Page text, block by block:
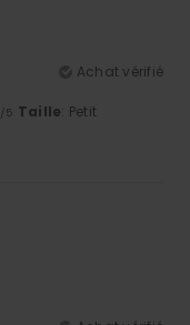
Achat vérifié
/5 Taille: Petit